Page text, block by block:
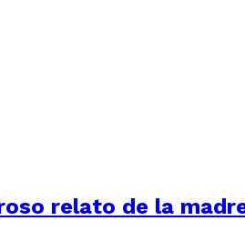
relato de la